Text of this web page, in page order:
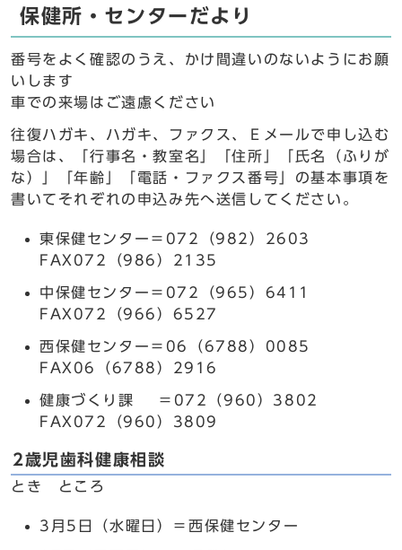
保健所・センターだより
番号をよく確認のうえ、かけ間違いのないようにお願
いします
車での来場はご遠慮ください
往復ハガキ、ハガキ、ファクス、Ｅメールで申し込む
場合は、「行事名・教室名」「住所」「氏名（ふりが
な）」「年齢」「電話・ファクス番号」の基本事項を
書いてそれぞれの申込み先へ送信してください。
東保健センター＝072（982）2603
FAX072（986）2135
中保健センター＝072（965）6411
FAX072（966）6527
西保健センター＝06（6788）0085
FAX06（6788）2916
健康づくり課 ＝072（960）3802
FAX072（960）3809
2歳児歯科健康相談
とき ところ
3月5日（水曜日）＝西保健センター